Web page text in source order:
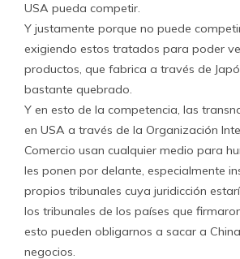
USA pueda competir.
Y justamente porque no puede
exigiendo estos tratados para poder
productos, que fabrica a través de
bastante quebrado.
Y en esto de la competencia, las
en USA a través de la Organización
Comercio usan cualquier medio para
les ponen por delante, especialmente
propios tribunales cuya juridicción
los tribunales de los países que
esto pueden obligarnos a sacar a
negocios.